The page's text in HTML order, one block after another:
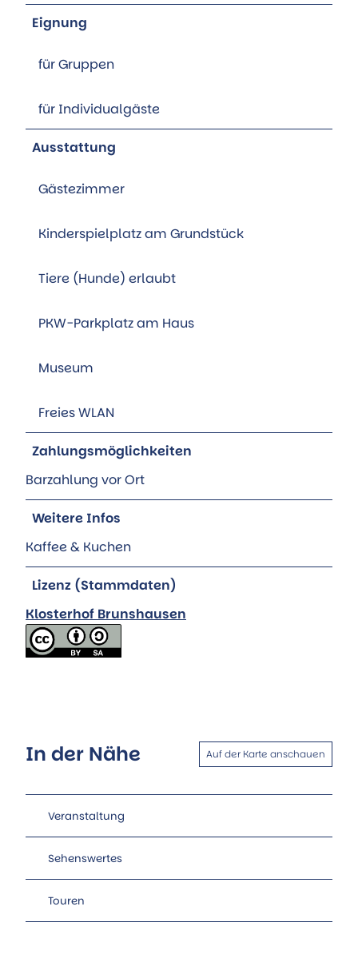
Eignung
für Gruppen
für Individualgäste
Ausstattung
Gästezimmer
Kinderspielplatz am Grundstück
Tiere (Hunde) erlaubt
PKW-Parkplatz am Haus
Museum
Freies WLAN
Zahlungsmöglichkeiten
Barzahlung vor Ort
Weitere Infos
Kaffee & Kuchen
Lizenz (Stammdaten)
Klosterhof Brunshausen
In der Nähe Auf der Karte anschauen
Veranstaltung
Sehenswertes
Touren